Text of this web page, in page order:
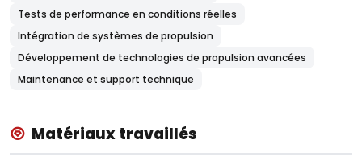
Tests de performance en conditions réelles
Intégration de systèmes de propulsion
Développement de technologies de propulsion avancées
Maintenance et support technique
Matériaux travaillés